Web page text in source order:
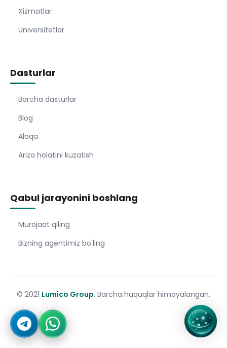
Xizmatlar
Universitetlar
Dasturlar
Barcha dasturlar
Blog
Aloqa
Ariza holatini kuzatish
Qabul jarayonini boshlang
Murojaat qiling
Bizning agentimiz bo'ling
© 2021 Lumico Group. Barcha huquqlar himoyalangan.